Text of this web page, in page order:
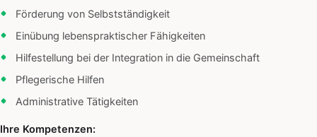
Förderung von Selbstständigkeit
Einübung lebenspraktischer Fähigkeiten
Hilfestellung bei der Integration in die Gemeinschaft
Pflegerische Hilfen
Administrative Tätigkeiten
Ihre Kompetenzen: